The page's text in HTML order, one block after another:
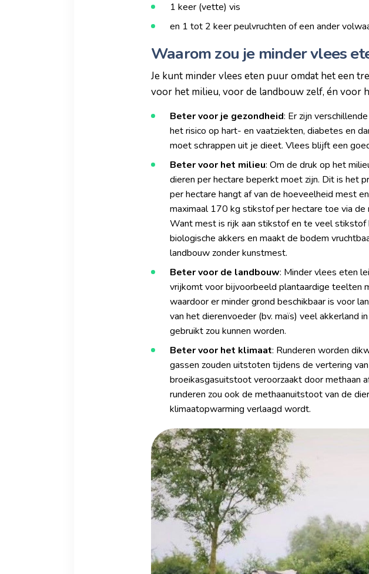
1 keer (vette) vis
en 1 tot 2 keer peulvruchten of een ander
Waarom zou je minder vlees
Je kunt minder vlees eten puur omdat het een
voor het milieu, voor de landbouw zelf, én voor
Beter voor je gezondheid: Er zijn
het risico op hart- en vaatziekten, diabetes en
moet schrappen uit je dieet. Vlees blijft een
Beter voor het milieu: Om de druk op het
dieren per hectare beperkt moet zijn. Dit is het
per hectare hangt af van de hoeveelheid mest
maximaal 170 kg stikstof per hectare toe via
Want mest is rijk aan stikstof en te veel
biologische akkers en maakt de bodem
landbouw zonder kunstmest.
Beter voor de landbouw: Minder vlees eten
vrijkomt voor bijvoorbeeld plantaardige
waardoor er minder grond beschikbaar is voor
van het dierenvoeder (bv. maïs) veel akkerland
gebruikt zou kunnen worden.
Beter voor het klimaat: Runderen worden
gassen zouden uitstoten tijdens de vertering
broeikasgasuitstoot veroorzaakt door methaan
runderen zou ook de methaanuitstoot van de
klimaatopwarming verlaagd wordt.